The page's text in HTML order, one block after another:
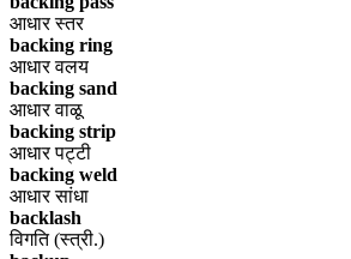
आधार स्तर
backing ring
आधार वलय
backing sand
आधार वाळू
backing strip
आधार पट्टी
backing weld
आधार सांधा
backlash
विगति (स्त्री.)